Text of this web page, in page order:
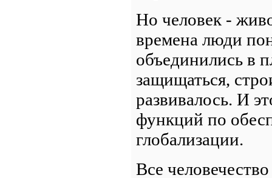
Но человек -
времена люди
объединились в
защищаться,
развивалось. И
функций по
глобализации.
Все